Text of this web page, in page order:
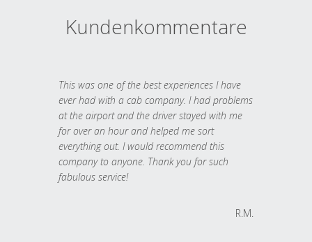
Kundenkommentare
This was one of the best experiences I have
ever had with a cab company. I had problems
at the airport and the driver stayed with me
for over an hour and helped me sort
everything out. I would recommend this
company to anyone. Thank you for such
fabulous service!
R.M.